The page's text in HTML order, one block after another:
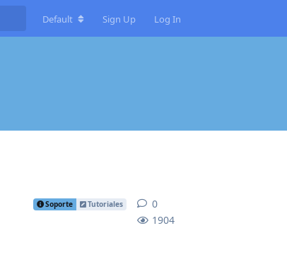
Default Sign Up Log In
Soporte Tutoriales
1904
0